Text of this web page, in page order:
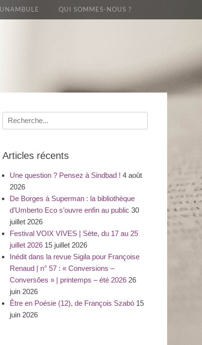
QUI SOMMES-NOUS ?
Recherche
pour
Articles récents
Une question ? Pensez à Sindbad ! 4 août
2026
De Borges à Superman : la bibliothèque
d’Umberto Eco s’ouvre enfin au public 30
juillet 2026
Festival VOIX VIVES | Sète, du 17 au 25
juillet 2026 15 juillet 2026
Inédit dans la revue Sigila pour Françoise
Renaud | n° 57 : « Conversions –
Conversões » | printemps – été 2026 26
juin 2026
Être en Poésie (12), de François Szabó 15
juin 2026